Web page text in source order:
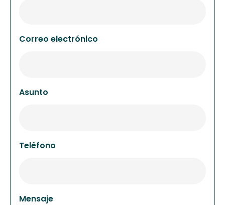
Correo electrónico
Asunto
Teléfono
Mensaje